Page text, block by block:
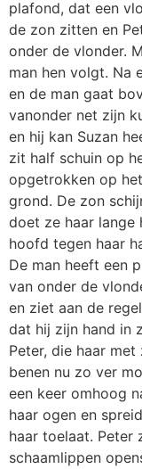
plafond, dat een
de zon zitten en
onder de vlonder.
man hen volgt. Na
en de man gaat
vanonder net zijn
en hij kan Suzan
zit half schuin op
opgetrokken op
grond. De zon
doet ze haar lange
hoofd tegen haar
De man heeft een
van onder de
en ziet aan de
dat hij zijn hand in
Peter, die haar
benen nu zo ver
een keer omhoog
haar ogen en
haar toelaat. Peter
schaamlippen